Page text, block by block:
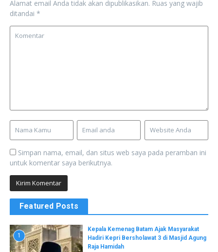
Alamat email Anda tidak akan dipublikasikan. Ruas yang wajib
ditandai *
Simpan nama, email, dan situs web saya pada peramban ini
untuk komentar saya berikutnya.
Featured Posts
1
Kepala Kemenag Batam Ajak Masyarakat
Hadiri Kepri Bersholawat 3 di Masjid Agung
Raja Hamidah